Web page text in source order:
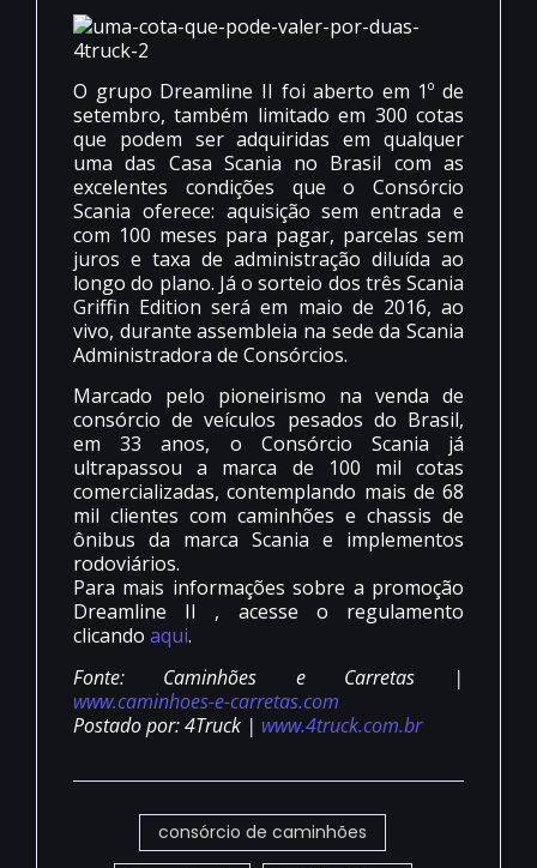
O grupo Dreamline II foi aberto em 1º de
setembro, também limitado em 300 cotas
que podem ser adquiridas em qualquer
uma das Casa Scania no Brasil com as
excelentes condições que o Consórcio
Scania oferece: aquisição sem entrada e
com 100 meses para pagar, parcelas sem
juros e taxa de administração diluída ao
longo do plano. Já o sorteio dos três Scania
Griffin Edition será em maio de 2016, ao
vivo, durante assembleia na sede da Scania
Administradora de Consórcios.
Marcado pelo pioneirismo na venda de
consórcio de veículos pesados do Brasil,
em 33 anos, o Consórcio Scania já
ultrapassou a marca de 100 mil cotas
comercializadas, contemplando mais de 68
mil clientes com caminhões e chassis de
ônibus da marca Scania e implementos
rodoviários.
Para mais informações sobre a promoção
Dreamline II , acesse o regulamento
clicando aqui.
Fonte: Caminhões e Carretas |
www.caminhoes-e-carretas.com
Postado por: 4Truck | www.4truck.com.br
consórcio de caminhões